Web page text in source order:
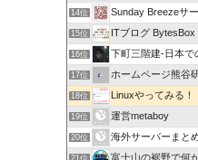
14位 Sunday Breezeサ
15位 ITブログ BytesBox
16位 下町三階建-日本での生
17位 ホームページ熊谷
18位 Linuxやってみる！
19位 運営metaboy
20位 海外サーバーまと
富士山の裾野で何